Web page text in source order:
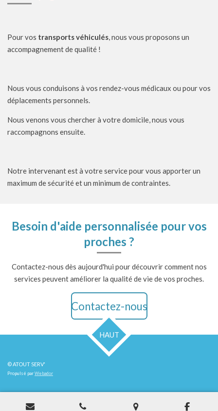
Pour vos transports véhiculés, nous vous proposons un
accompagnement de qualité !
Nous vous conduisons à vos rendez-vous médicaux ou pour vos
déplacements personnels.
Nous venons vous chercher à votre domicile, nous vous
raccompagnons ensuite.
Notre intervenant est à votre service pour vous apporter un
maximum de sécurité et un minimum de contraintes.
Besoin d'aide personnalisée pour vos
proches ?
Contactez-nous dès aujourd'hui pour découvrir comment nos
services peuvent améliorer la qualité de vie de vos proches.
Contactez-nous
HAUT
© ATOUT SERV'
Propulsé parWebador